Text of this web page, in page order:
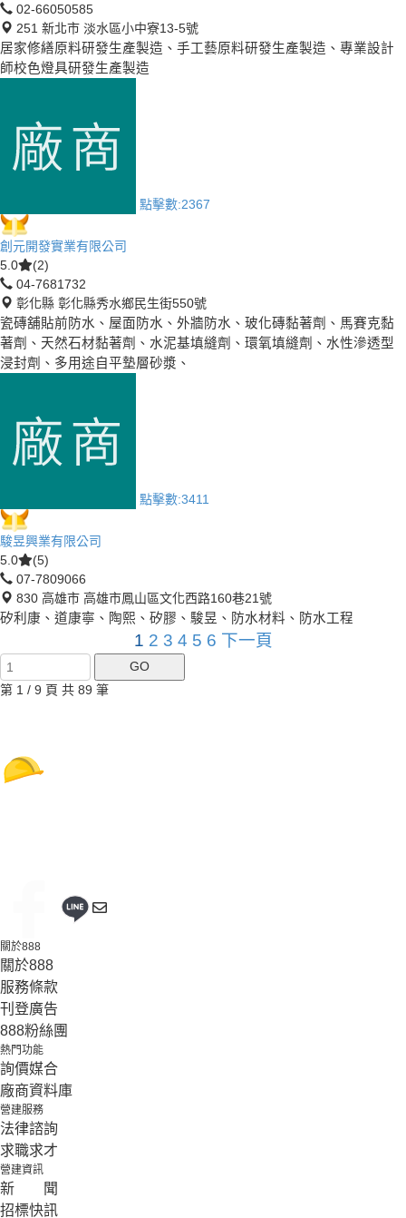
02-66050585
251 新北市 淡水區小中寮13-5號
居家修繕原料研發生產製造、手工藝原料研發生產製造、專業設計
師校色燈具研發生產製造
點擊數:2367
創元開發實業有限公司
5.0
(2)
04-7681732
彰化縣 彰化縣秀水鄉民生街550號
瓷磚舖貼前防水、屋面防水、外牆防水、玻化磚黏著劑、馬賽克黏
著劑、天然石材黏著劑、水泥基填縫劑、環氧填縫劑、水性滲透型
浸封劑、多用途自平墊層砂漿、
點擊數:3411
駿昱興業有限公司
5.0
(5)
07-7809066
830 高雄市 高雄市鳳山區文化西路160巷21號
矽利康、道康寧、陶熙、矽膠、駿昱、防水材料、防水工程
1 2 3 4 5 6 下一頁
第 1 / 9 頁 共 89 筆
關於888
關於888
服務條款
刊登廣告
888粉絲團
熱門功能
詢價媒合
廠商資料庫
營建服務
法律諮詢
求職求才
營建資訊
新 聞
招標快訊